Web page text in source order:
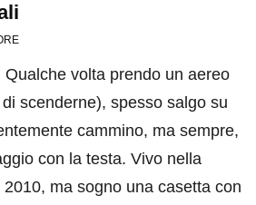
volta prendo un aereo
scenderne), spesso salgo su
cammino, ma sempre,
con la testa. Vivo nella
ma sogno una casetta con